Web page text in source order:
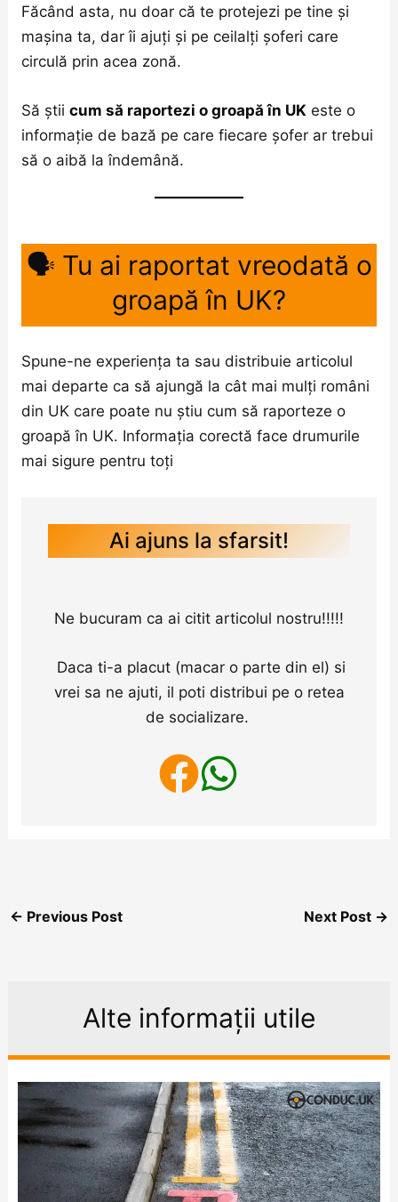
Făcând asta, nu doar că te protejezi pe tine și
mașina ta, dar îi ajuți și pe ceilalți șoferi care
circulă prin acea zonă.
Să știicum să raportezi o groapă în UK este o
informație de bază pe care fiecare șofer ar trebui
să o aibă la îndemână.
🗣️ Tu ai raportat vreodată o
groapă în UK?
Spune-ne experiența ta sau distribuie articolul
mai departe ca să ajungă la cât mai mulți români
din UK care poate nu știu cum să raporteze o
groapă în UK. Informația corectă face drumurile
mai sigure pentru toți
Ai ajuns la sfarsit!
Ne bucuram ca ai citit articolul nostru!!!!!
Daca ti-a placut (macar o parte din el) si
vrei sa ne ajuti, il poti distribui pe o retea
de socializare.
← Previous Post Next Post →
Alte informații utile